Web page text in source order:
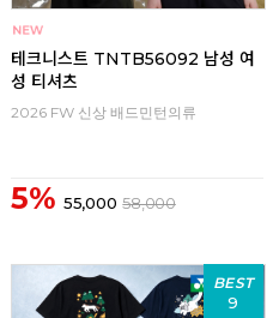
테크니스트 TNTB56092 남성 여
성 티셔츠
2026 FW 신상 배드민턴의류
5% 55,000 58,000
BEST
9